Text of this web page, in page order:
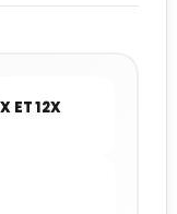
ET 12X